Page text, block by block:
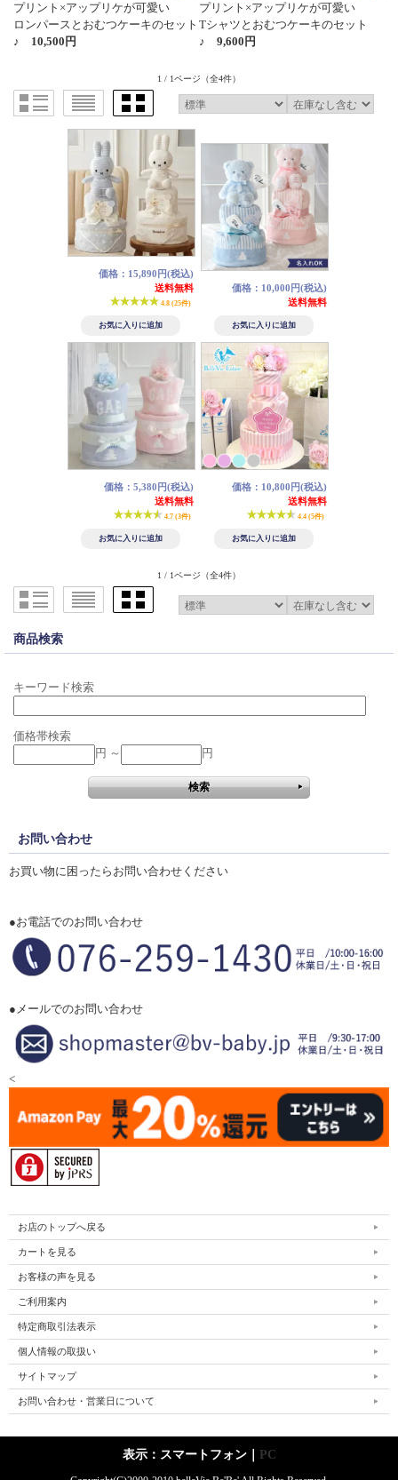
プリント×アップリケが可愛い
ロンパースとおむつケーキのセット
♪ 10,500円
プリント×アップリケが可愛い
Tシャツとおむつケーキのセット
♪ 9,600円
1 / 1ページ （全4件）
価格：15,890円(税込)
送料無料
4.8 (25件)
価格：10,000円(税込)
送料無料
価格：5,380円(税込)
送料無料
4.7 (3件)
価格：10,800円(税込)
送料無料
4.4 (5件)
1 / 1ページ （全4件）
商品検索
キーワード検索
価格帯検索
円 ～
円
お問い合わせ
お買い物に困ったらお問い合わせください
●お電話でのお問い合わせ
●メールでのお問い合わせ
<
お店のトップへ戻る
カートを見る
お客様の声を見る
ご利用案内
特定商取引法表示
個人情報の取扱い
サイトマップ
お問い合わせ・営業日について
表示：スマートフォン｜ PC